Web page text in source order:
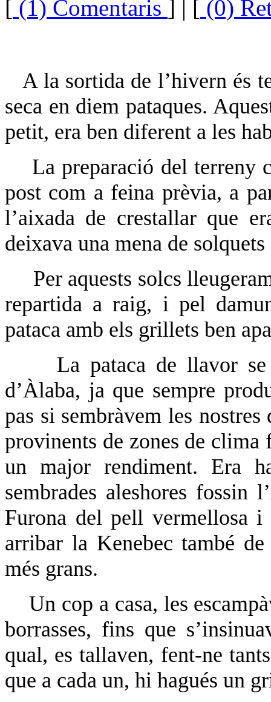
[ (1) Comentaris ] | [ (0)
A la sortida de l’hivern és
seca en diem pataques.
petit, era ben diferent a les
La preparació del terreny
post com a feina prèvia, a
l’aixada de crestallar que
deixava una mena de
Per aquests solcs
repartida a raig, i pel
pataca amb els grillets ben
La pataca de llavor
d’Àlaba, ja que sempre
pas si sembràvem les
provinents de zones de clima
un major rendiment. Era
sembrades aleshores fossin
Furona del pell vermellosa i
arribar la Kenebec també
més grans.
Un cop a casa, les
borrasses, fins que
qual, es tallaven, fent-ne
que a cada un, hi hagués un